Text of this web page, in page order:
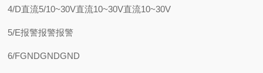
4/D直流5/10~30V直流10~30V直流10~30V
5/E报警报警报警
6/FGNDGNDGND